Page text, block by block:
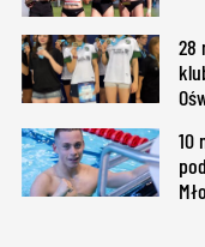
28
10